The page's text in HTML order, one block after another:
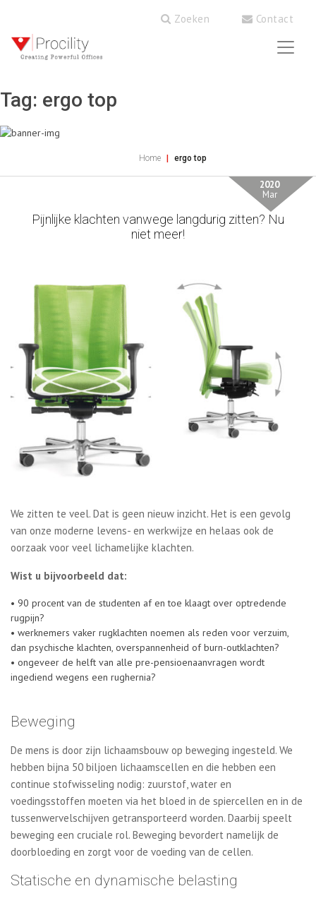
Zoeken Contact
Tag: ergo top
Home ergo top
2020
Mar
Pijnlijke klachten vanwege langdurig zitten? Nu
niet meer!
We zitten te veel. Dat is geen nieuw inzicht. Het is een gevolg
van onze moderne levens- en werkwijze en helaas ook de
oorzaak voor veel lichamelijke klachten.
Wist u bijvoorbeeld dat:
• 90 procent van de studenten af en toe klaagt over optredende
rugpijn?
• werknemers vaker rugklachten noemen als reden voor verzuim,
dan psychische klachten, overspannenheid of burn-outklachten?
• ongeveer de helft van alle pre-pensioenaanvragen wordt
ingediend wegens een rughernia?
Beweging
De mens is door zijn lichaamsbouw op beweging ingesteld. We
hebben bijna 50 biljoen lichaamscellen en die hebben een
continue stofwisseling nodig: zuurstof, water en
voedingsstoffen moeten via het bloed in de spiercellen en in de
tussenwervelschijven getransporteerd worden. Daarbij speelt
beweging een cruciale rol. Beweging bevordert namelijk de
doorbloeding en zorgt voor de voeding van de cellen.
Statische en dynamische belasting